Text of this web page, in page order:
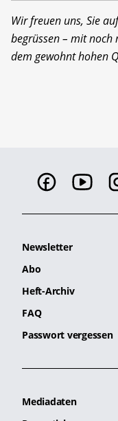
Wir freuen uns, Sie
begrüssen – mit
dem gewohnt hohen
Newsletter
Abo
Heft-Archiv
FAQ
Passwort vergessen
Mediadaten